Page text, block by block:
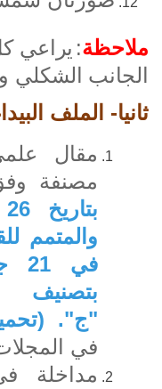
ملاحظة: يراعي
الجانب الشكلي
ثانيا- الملف
مقال
مصنفة
بتصنيف
"ج".
(
في
مداخلة